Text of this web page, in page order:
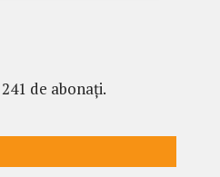
de abonați.